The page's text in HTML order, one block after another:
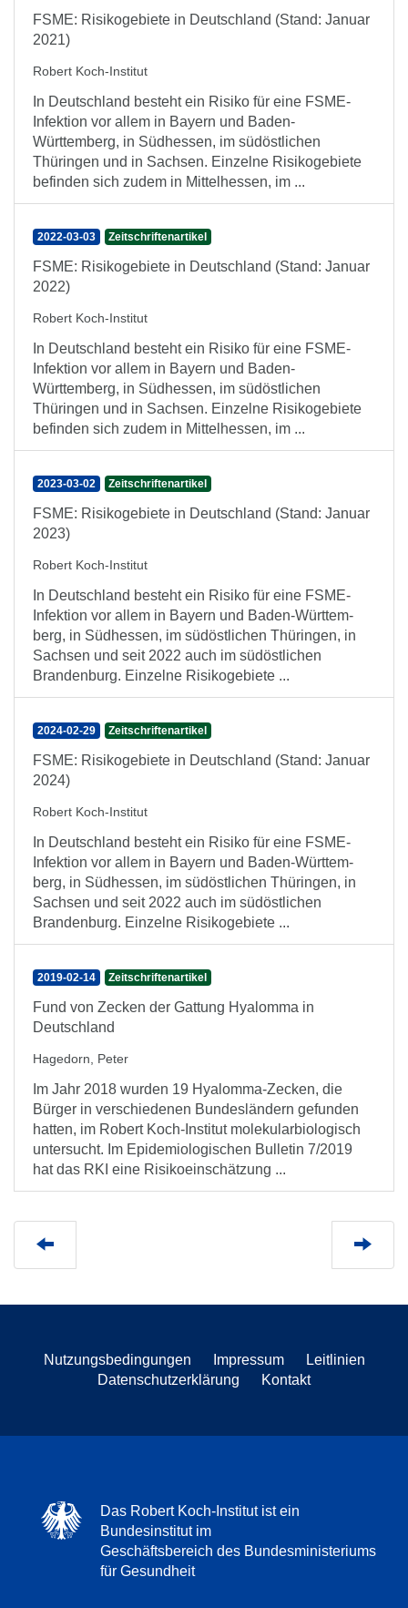
FSME: Risikogebiete in Deutschland (Stand: Januar
2021)
Robert Koch-Institut
In Deutschland besteht ein Risiko für eine FSME-
Infektion vor allem in Bayern und Baden-
Württemberg, in Südhessen, im südöstlichen
Thüringen und in Sachsen. Einzelne Risikogebiete
befinden sich zudem in Mittelhessen, im ...
2022-03-03 Zeitschriftenartikel
FSME: Risikogebiete in Deutschland (Stand: Januar
2022)
Robert Koch-Institut
In Deutschland besteht ein Risiko für eine FSME-
Infektion vor allem in Bayern und Baden-
Württemberg, in Südhessen, im südöstlichen
Thüringen und in Sachsen. Einzelne Risikogebiete
befinden sich zudem in Mittelhessen, im ...
2023-03-02 Zeitschriftenartikel
FSME: Risikogebiete in Deutschland (Stand: Januar
2023)
Robert Koch-Institut
In Deutschland besteht ein Risiko für eine FSME-
Infektion vor allem in Bayern und Baden-Württem-
berg, in Südhessen, im südöstlichen Thüringen, in
Sachsen und seit 2022 auch im südöstlichen
Brandenburg. Einzelne Risikogebiete ...
2024-02-29 Zeitschriftenartikel
FSME: Risikogebiete in Deutschland (Stand: Januar
2024)
Robert Koch-Institut
In Deutschland besteht ein Risiko für eine FSME-
Infektion vor allem in Bayern und Baden-Württem-
berg, in Südhessen, im südöstlichen Thüringen, in
Sachsen und seit 2022 auch im südöstlichen
Brandenburg. Einzelne Risikogebiete ...
2019-02-14 Zeitschriftenartikel
Fund von Zecken der Gattung Hyalomma in
Deutschland
Hagedorn, Peter
Im Jahr 2018 wurden 19 Hyalomma-Zecken, die
Bürger in verschiedenen Bundesländern gefunden
hatten, im Robert Koch-Institut molekularbiologisch
untersucht. Im Epidemiologischen Bulletin 7/2019
hat das RKI eine Risikoeinschätzung ...
Nutzungsbedingungen Impressum
Leitlinien
Datenschutzerklärung
Kontakt
Das Robert Koch-Institut ist ein
Bundesinstitut im
Geschäftsbereich des Bundesministeriums
für Gesundheit